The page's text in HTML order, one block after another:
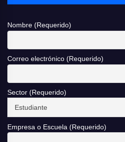
Nombre (Requerido)
Correo electrónico (Requerido)
Sector (Requerido)
Empresa o Escuela (Requerido)